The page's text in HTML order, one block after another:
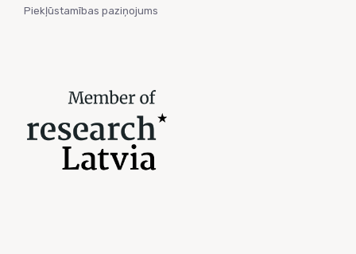
Piekļūstamības paziņojums